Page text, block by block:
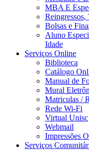
MBA E
Reingressos,
Bolsas e
Aluno
Idade
Serviços Online
Biblioteca
Catálogo
Manual de
Mural
Matriculas /
Rede Wi-Fi
Virtual Unisc
Webmail
Impressões
Serviços